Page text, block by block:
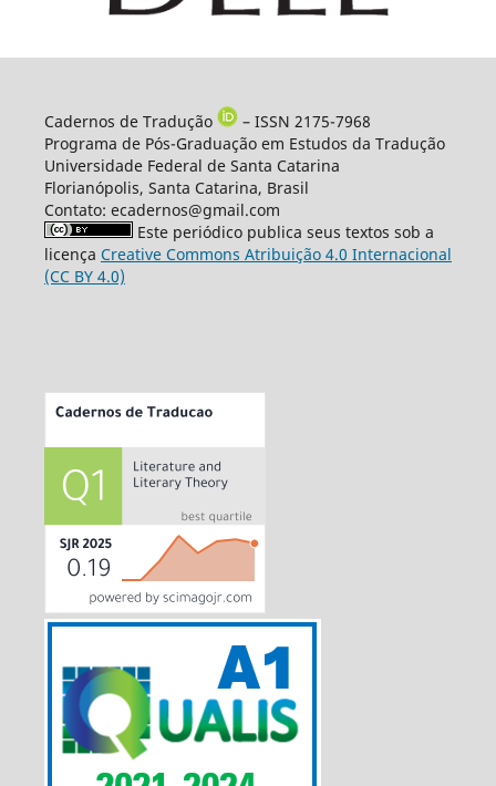
Cadernos de Tradução
– ISSN 2175-7968
Programa de Pós-Graduação em Estudos da Tradução
Universidade Federal de Santa Catarina
Florianópolis, Santa Catarina, Brasil
Contato: ecadernos@gmail.com
Este periódico publica seus textos sob a
licença Creative Commons Atribuição 4.0 Internacional
(CC BY 4.0)